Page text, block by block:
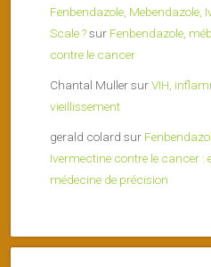
Fenbendazole, Mebendazole,
Scale ?sur Fenbendazole,
contre le cancer
Chantal MullersurVIH,
vieillissement
gerald colard sur
Ivermectine contre le cancer :
médecine de précision